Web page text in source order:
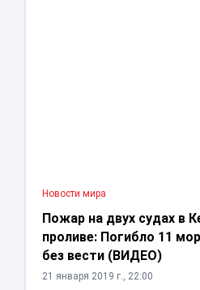
Новости мира
Пожар на двух судах в
проливе: Погибло 11
без вести (ВИДЕО)
21 января 2019 г., 22:00